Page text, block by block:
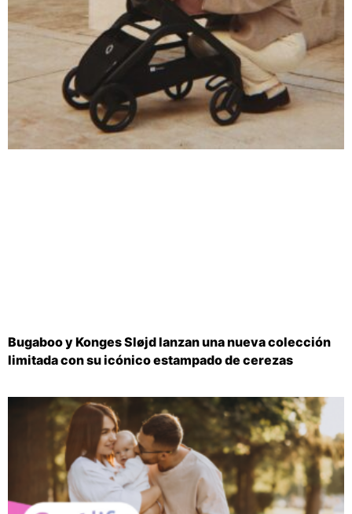
Bugaboo y Konges Sløjd lanzan una nueva colección
limitada con su icónico estampado de cerezas